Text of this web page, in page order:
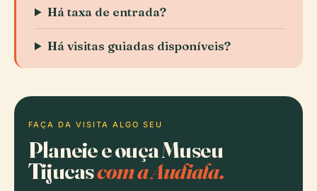
Há taxa de entrada?
Há visitas guiadas disponíveis?
FAÇA DA VISITA ALGO SEU
Planeie e ouça Museu
Tijucascom a Audiala.